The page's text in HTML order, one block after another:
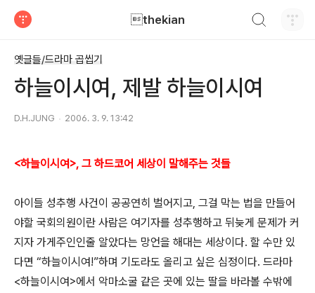
thekian
옛글들/드라마 곱씹기
하늘이시여, 제발 하늘이시여
D.H.JUNG 2006. 3. 9. 13:42
<하늘이시여>, 그 하드코어 세상이 말해주는 것들
아이들 성추행 사건이 공공연히 벌어지고, 그걸 막는 법을 만들어
야할 국회의원이란 사람은 여기자를 성추행하고 뒤늦게 문제가 커
지자 가게주인인줄 알았다는 망언을 해대는 세상이다. 할 수만 있
다면 “하늘이시여!”하며 기도라도 올리고 싶은 심정이다. 드라마
<하늘이시여>에서 악마소굴 같은 곳에 있는 딸을 바라볼 수밖에